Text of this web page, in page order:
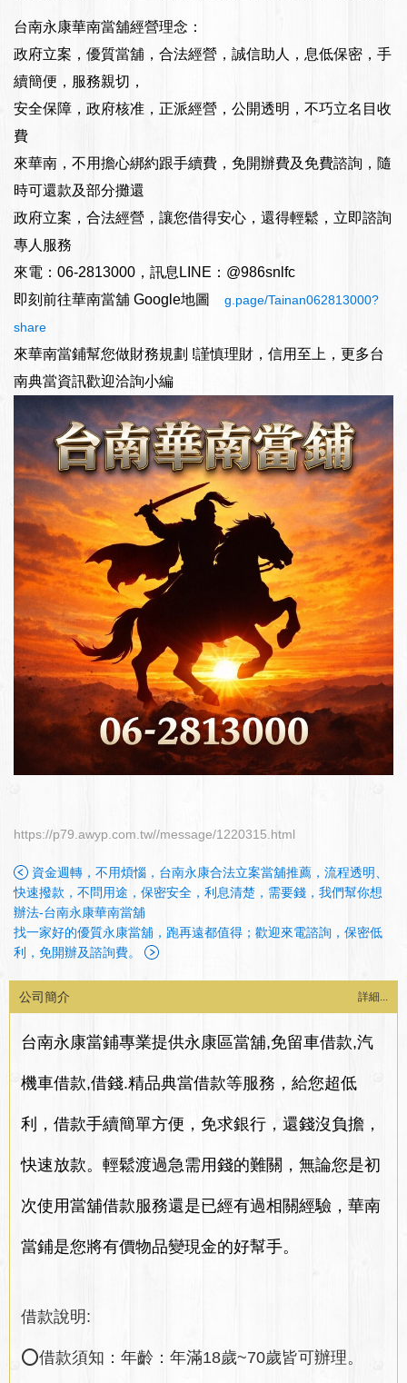
台南永康華南當舖經營理念：
政府立案，優質當舖，合法經營，誠信助人，息低保密，手
續簡便，服務親切，
安全保障，政府核准，正派經營，公開透明，不巧立名目收
費
來華南，不用擔心綁約跟手續費，免開辦費及免費諮詢，隨
時可還款及部分攤還
政府立案，合法經營，讓您借得安心，還得輕鬆，立即諮詢
專人服務
來電：06-2813000，訊息LINE：@986snlfc
即刻前往華南當舖 Google地圖 g.page/Tainan062813000?
share
來華南當鋪幫您做財務規劃 !謹慎理財，信用至上，更多台
南典當資訊歡迎洽詢小編
https://p79.awyp.com.tw//message/1220315.html
資金週轉，不用煩惱，台南永康合法立案當舖推薦，流程透明、
快速撥款，不問用途，保密安全，利息清楚，需要錢，我們幫你想
辦法-台南永康華南當舖
找一家好的優質永康當舖，跑再遠都值得；歡迎來電諮詢，保密低
利，免開辦及諮詢費。
公司簡介 詳細...
台南永康當鋪專業提供永康區當舖,免留車借款,汽
機車借款,借錢.精品典當借款等服務，給您超低
利，借款手續簡單方便，免求銀行，還錢沒負擔，
快速放款。輕鬆渡過急需用錢的難關，無論您是初
次使用當舖借款服務還是已經有過相關經驗，華南
當鋪是您將有價物品變現金的好幫手。
借款說明:
⭕借款須知：年齡：年滿18歲~70歲皆可辦理。